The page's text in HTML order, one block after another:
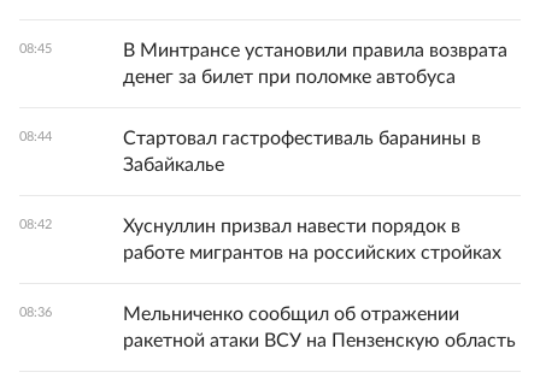
08:45
В Минтрансе установили правила возврата
денег за билет при поломке автобуса
08:44
Стартовал гастрофестиваль баранины в
Забайкалье
08:42
Хуснуллин призвал навести порядок в
работе мигрантов на российских стройках
08:36
Мельниченко сообщил об отражении
ракетной атаки ВСУ на Пензенскую область